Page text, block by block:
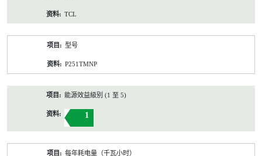
TCL
型号
P251TMNP
能源效益級別 (1 至 5)
1
每年耗电量（千瓦小时）